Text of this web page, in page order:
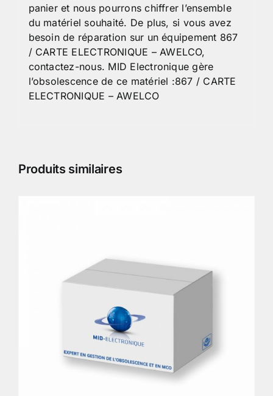
panier et nous pourrons chiffrer l’ensemble
du matériel souhaité. De plus, si vous avez
besoin de réparation sur un équipement 867
/ CARTE ELECTRONIQUE – AWELCO,
contactez-nous. MID Electronique gère
l’obsolescence de ce matériel :867 / CARTE
ELECTRONIQUE – AWELCO
Produits similaires